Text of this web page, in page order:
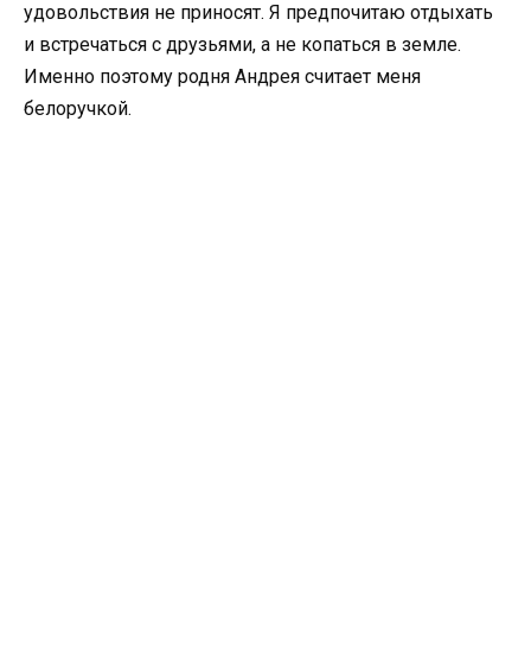
удовольствия не приносят. Я предпочитаю отдыхать
и встречаться с друзьями, а не копаться в земле.
Именно поэтому родня Андрея считает меня
белоручкой.